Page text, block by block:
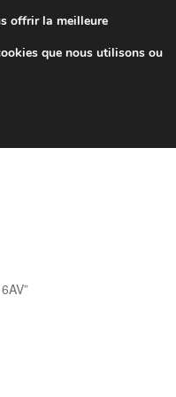
de 7 EUR
de 9 h à 16 h
offrir la meilleure
que nous utilisons ou